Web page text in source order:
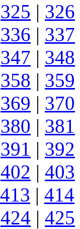
325 | 326
336 | 337
347 | 348
358 | 359
369 | 370
380 | 381
391 | 392
402 | 403
413 | 414
424 | 425